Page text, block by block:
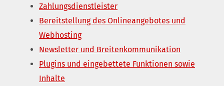
Zahlungsdienstleister
Bereitstellung des Onlineangebotes und
Webhosting
Newsletter und Breitenkommunikation
Plugins und eingebettete Funktionen sowie
Inhalte